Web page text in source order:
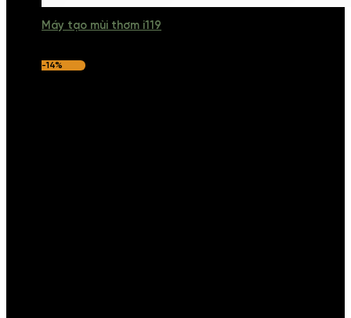
Máy tạo mùi thơm i119
-14%